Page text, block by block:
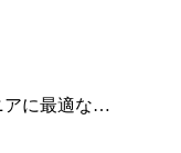
アに最適な…